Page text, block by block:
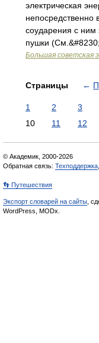
электрическая
непосредственно
соударения с ним
пушки
Большая советская
Страницы ←
1 2 3
10
11 12
© Академик, 2000-2026
Обратная связь: Техподдержка
👣 Путешествия
Экспорт словарей на сайты ,
WordPress, MODx.